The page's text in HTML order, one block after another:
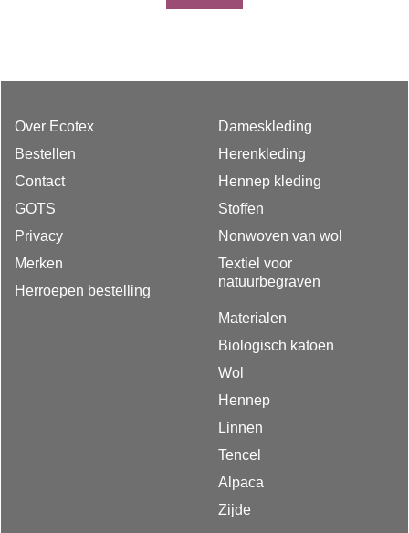
Over Ecotex
Bestellen
Contact
GOTS
Privacy
Merken
Herroepen bestelling
Dameskleding
Herenkleding
Hennep kleding
Stoffen
Nonwoven van wol
Textiel voor
natuurbegraven
Materialen
Biologisch katoen
Wol
Hennep
Linnen
Tencel
Alpaca
Zijde